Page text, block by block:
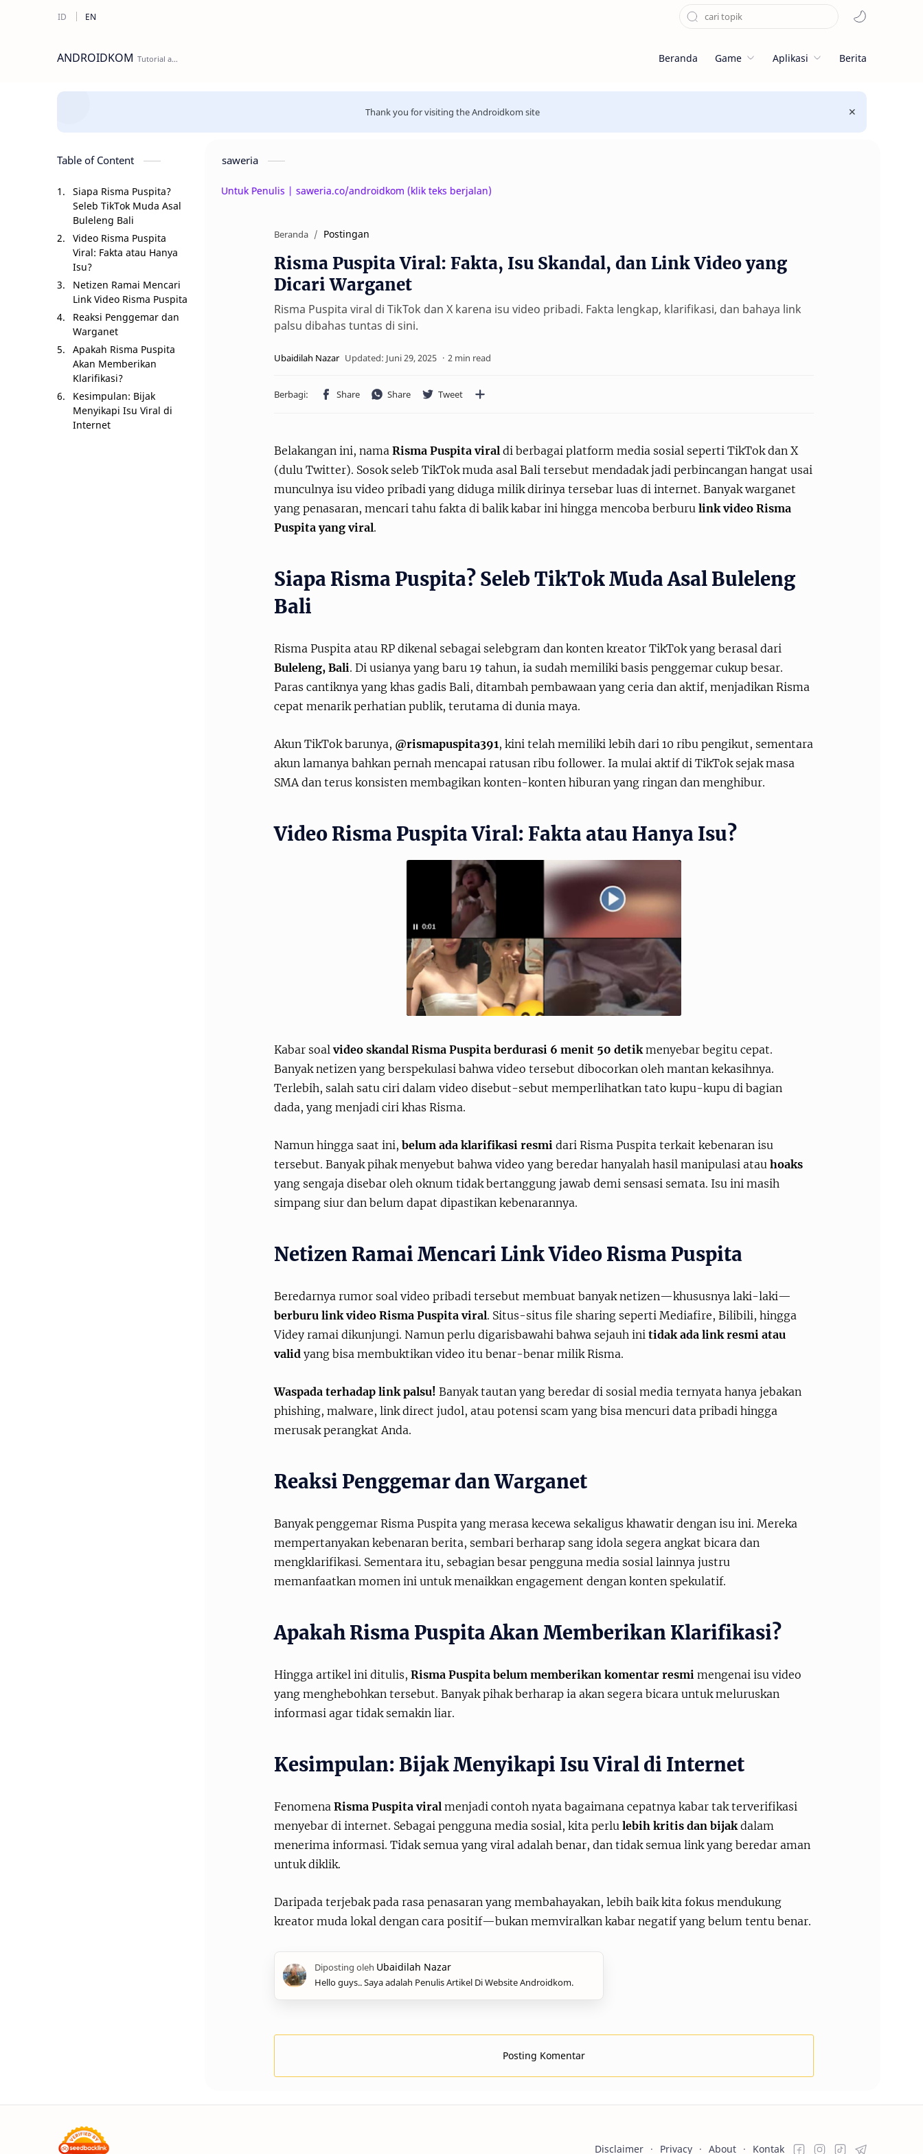
ANDROIDKOM Beranda Game Aplikasi Berita
Thank you for visiting the Androidkom site
Table of Content
Siapa Risma Puspita?
Seleb TikTok Muda Asal
Buleleng Bali
Video Risma Puspita
Viral: Fakta atau Hanya
Isu?
Netizen Ramai Mencari
Link Video Risma Puspita
Reaksi Penggemar dan
Warganet
Apakah Risma Puspita
Akan Memberikan
Klarifikasi?
Kesimpulan: Bijak
Menyikapi Isu Viral di
Internet
saweria
Beri Donasi Untuk Penulis | saweria.co/androidkom (klik teks berjalan)
Beranda Postingan
Risma Puspita Viral: Fakta, Isu Skandal, dan Link Video yang
Dicari Warganet
Risma Puspita viral di TikTok dan X karena isu video pribadi. Fakta lengkap, klarifikasi, dan bahaya link
palsu dibahas tuntas di sini.
2 min read
Belakangan ini, nama Risma Puspita viral di berbagai platform media sosial seperti TikTok dan X
(dulu Twitter). Sosok seleb TikTok muda asal Bali tersebut mendadak jadi perbincangan hangat usai
munculnya isu video pribadi yang diduga milik dirinya tersebar luas di internet. Banyak warganet
yang penasaran, mencari tahu fakta di balik kabar ini hingga mencoba berburu link video Risma
Puspita yang viral.
Siapa Risma Puspita? Seleb TikTok Muda Asal Buleleng
Bali
Risma Puspita atau RP dikenal sebagai selebgram dan konten kreator TikTok yang berasal dari
Buleleng, Bali. Di usianya yang baru 19 tahun, ia sudah memiliki basis penggemar cukup besar.
Paras cantiknya yang khas gadis Bali, ditambah pembawaan yang ceria dan aktif, menjadikan Risma
cepat menarik perhatian publik, terutama di dunia maya.
Akun TikTok barunya, @rismapuspita391, kini telah memiliki lebih dari 10 ribu pengikut, sementara
akun lamanya bahkan pernah mencapai ratusan ribu follower. Ia mulai aktif di TikTok sejak masa
SMA dan terus konsisten membagikan konten-konten hiburan yang ringan dan menghibur.
Video Risma Puspita Viral: Fakta atau Hanya Isu?
Kabar soalvideo skandal Risma Puspita berdurasi 6 menit 50 detik menyebar begitu cepat.
Banyak netizen yang berspekulasi bahwa video tersebut dibocorkan oleh mantan kekasihnya.
Terlebih, salah satu ciri dalam video disebut-sebut memperlihatkan tato kupu-kupu di bagian
dada, yang menjadi ciri khas Risma.
Namun hingga saat ini, belum ada klarifikasi resmi dari Risma Puspita terkait kebenaran isu
tersebut. Banyak pihak menyebut bahwa video yang beredar hanyalah hasil manipulasi atau hoaks
yang sengaja disebar oleh oknum tidak bertanggung jawab demi sensasi semata. Isu ini masih
simpang siur dan belum dapat dipastikan kebenarannya.
Netizen Ramai Mencari Link Video Risma Puspita
Beredarnya rumor soal video pribadi tersebut membuat banyak netizen—khususnya laki-laki—
berburu link video Risma Puspita viral. Situs-situs file sharing seperti Mediafire, Bilibili, hingga
Videy ramai dikunjungi. Namun perlu digarisbawahi bahwa sejauh ini tidak ada link resmi atau
valid yang bisa membuktikan video itu benar-benar milik Risma.
Waspada terhadap link palsu! Banyak tautan yang beredar di sosial media ternyata hanya jebakan
phishing, malware, link direct judol, atau potensi scam yang bisa mencuri data pribadi hingga
merusak perangkat Anda.
Reaksi Penggemar dan Warganet
Banyak penggemar Risma Puspita yang merasa kecewa sekaligus khawatir dengan isu ini. Mereka
mempertanyakan kebenaran berita, sembari berharap sang idola segera angkat bicara dan
mengklarifikasi. Sementara itu, sebagian besar pengguna media sosial lainnya justru
memanfaatkan momen ini untuk menaikkan engagement dengan konten spekulatif.
Apakah Risma Puspita Akan Memberikan Klarifikasi?
Hingga artikel ini ditulis, Risma Puspita belum memberikan komentar resmi mengenai isu video
yang menghebohkan tersebut. Banyak pihak berharap ia akan segera bicara untuk meluruskan
informasi agar tidak semakin liar.
Kesimpulan: Bijak Menyikapi Isu Viral di Internet
Fenomena Risma Puspita viral menjadi contoh nyata bagaimana cepatnya kabar tak terverifikasi
menyebar di internet. Sebagai pengguna media sosial, kita perlu lebih kritis dan bijakdalam
menerima informasi. Tidak semua yang viral adalah benar, dan tidak semua link yang beredar aman
untuk diklik.
Daripada terjebak pada rasa penasaran yang membahayakan, lebih baik kita fokus mendukung
kreator muda lokal dengan cara positif—bukan memviralkan kabar negatif yang belum tentu benar.
Hello guys.. Saya adalah Penulis Artikel Di Website Androidkom.
Posting Komentar
Disclaimer Privacy About Kontak